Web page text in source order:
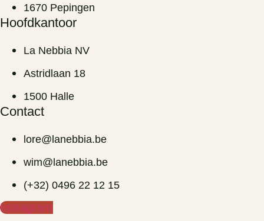
1670 Pepingen
Hoofdkantoor
La Nebbia NV
Astridlaan 18
1500 Halle
Contact
lore@lanebbia.be
wim@lanebbia.be
(+32) 0496 22 12 15‬
Instagram